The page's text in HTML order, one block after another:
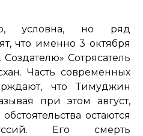
условна, но ряд
что именно 3 октября
Сотрясатель
Часть современных
что Тимуджин
при этом август,
остаются
Его смерть